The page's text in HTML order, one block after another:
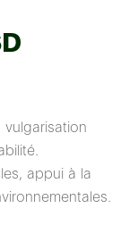
vulgarisation
appui à la